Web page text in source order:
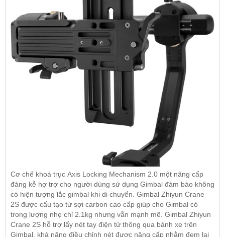
Cơ chế khoá trục Axis Locking Mechanism 2.0 một nâng cấp
đáng kễ hợ trợ cho người dùng sử dụng Gimbal đảm bảo không
có hiện tượng lắc gimbal khi di chuyển. Gimbal Zhiyun Crane
2S được cấu tạo từ sợi carbon cao cấp giúp cho Gimbal có
trong lượng nhẹ chỉ 2.1kg nhưng vẫn mạnh mẽ. Gimbal Zhiyun
Crane 2S hỗ trợ lấy nét tay điện tử thông qua bánh xe trên
Gimbal, khả năng điều chỉnh nét được nâng cấp nhằm đem lại